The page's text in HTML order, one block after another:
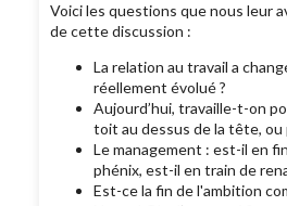
Voici les questions que nous leur
de cette discussion :
La relation au travail a
réellement évolué ?
Aujourd’hui, travaille-t-on
toit au dessus de la tête, ou
Le management : est-il en
phénix, est-il en train de
Est-ce la fin de l'ambition